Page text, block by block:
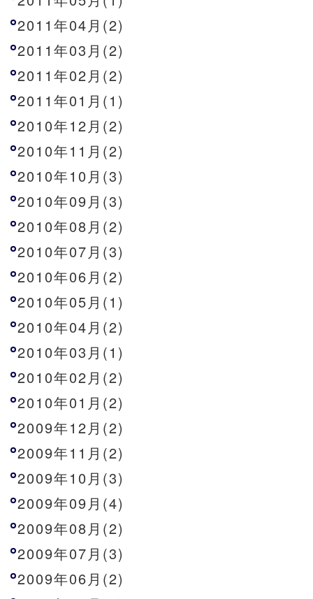
2011年04月(2)
2011年03月(2)
2011年02月(2)
2011年01月(1)
2010年12月(2)
2010年11月(2)
2010年10月(3)
2010年09月(3)
2010年08月(2)
2010年07月(3)
2010年06月(2)
2010年05月(1)
2010年04月(2)
2010年03月(1)
2010年02月(2)
2010年01月(2)
2009年12月(2)
2009年11月(2)
2009年10月(3)
2009年09月(4)
2009年08月(2)
2009年07月(3)
2009年06月(2)